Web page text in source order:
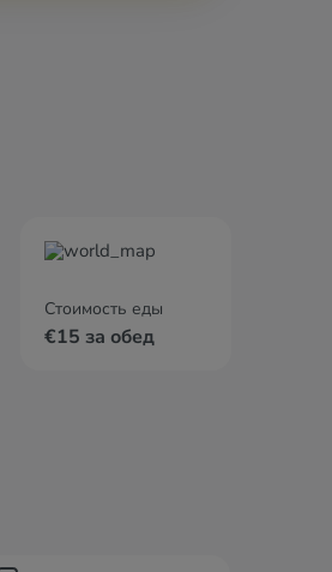
Стоимость еды
€15 за обед